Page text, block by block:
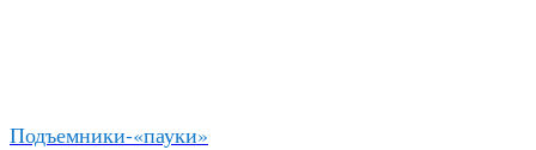
Подъемники-«пауки»